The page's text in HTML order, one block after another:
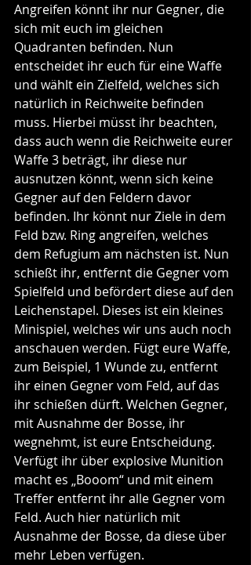
Angreifen könnt ihr nur Gegner, die
sich mit euch im gleichen
Quadranten befinden. Nun
entscheidet ihr euch für eine Waffe
und wählt ein Zielfeld, welches sich
natürlich in Reichweite befinden
muss. Hierbei müsst ihr beachten,
dass auch wenn die Reichweite eurer
Waffe 3 beträgt, ihr diese nur
ausnutzen könnt, wenn sich keine
Gegner auf den Feldern davor
befinden. Ihr könnt nur Ziele in dem
Feld bzw. Ring angreifen, welches
dem Refugium am nächsten ist. Nun
schießt ihr, entfernt die Gegner vom
Spielfeld und befördert diese auf den
Leichenstapel. Dieses ist ein kleines
Minispiel, welches wir uns auch noch
anschauen werden. Fügt eure Waffe,
zum Beispiel, 1 Wunde zu, entfernt
ihr einen Gegner vom Feld, auf das
ihr schießen dürft. Welchen Gegner,
mit Ausnahme der Bosse, ihr
wegnehmt, ist eure Entscheidung.
Verfügt ihr über explosive Munition
macht es „Booom“ und mit einem
Treffer entfernt ihr alle Gegner vom
Feld. Auch hier natürlich mit
Ausnahme der Bosse, da diese über
mehr Leben verfügen.